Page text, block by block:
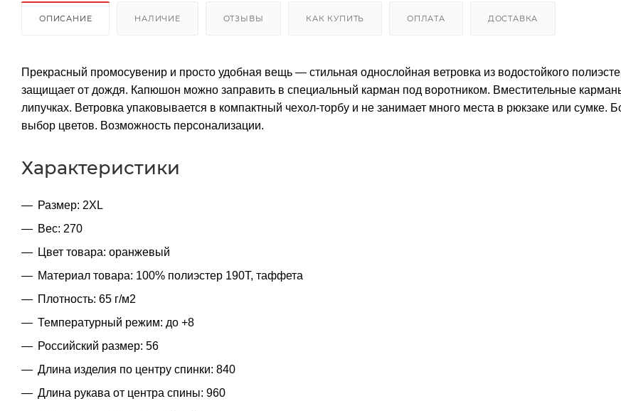
ОПИСАНИЕ НАЛИЧИЕ ОТЗЫВЫ КАК КУПИТЬ ОПЛАТА ДОСТАВКА
Прекрасный промосувенир и просто удобная вещь — стильная однослойная ветровка из водостойкого
защищает от дождя. Капюшон можно заправить в специальный карман под воротником. Вместительные
липучках. Ветровка упаковывается в компактный чехол-торбу и не занимает много места в рюкзаке или сумке.
выбор цветов. Возможность персонализации.
Характеристики
Размер: 2XL
Вес: 270
Цвет товара: оранжевый
Материал товара: 100% полиэстер 190T, таффета
Плотность: 65 г/м2
Температурный режим: до +8
Российский размер: 56
Длина изделия по центру спинки: 840
Длина рукава от центра спины: 960